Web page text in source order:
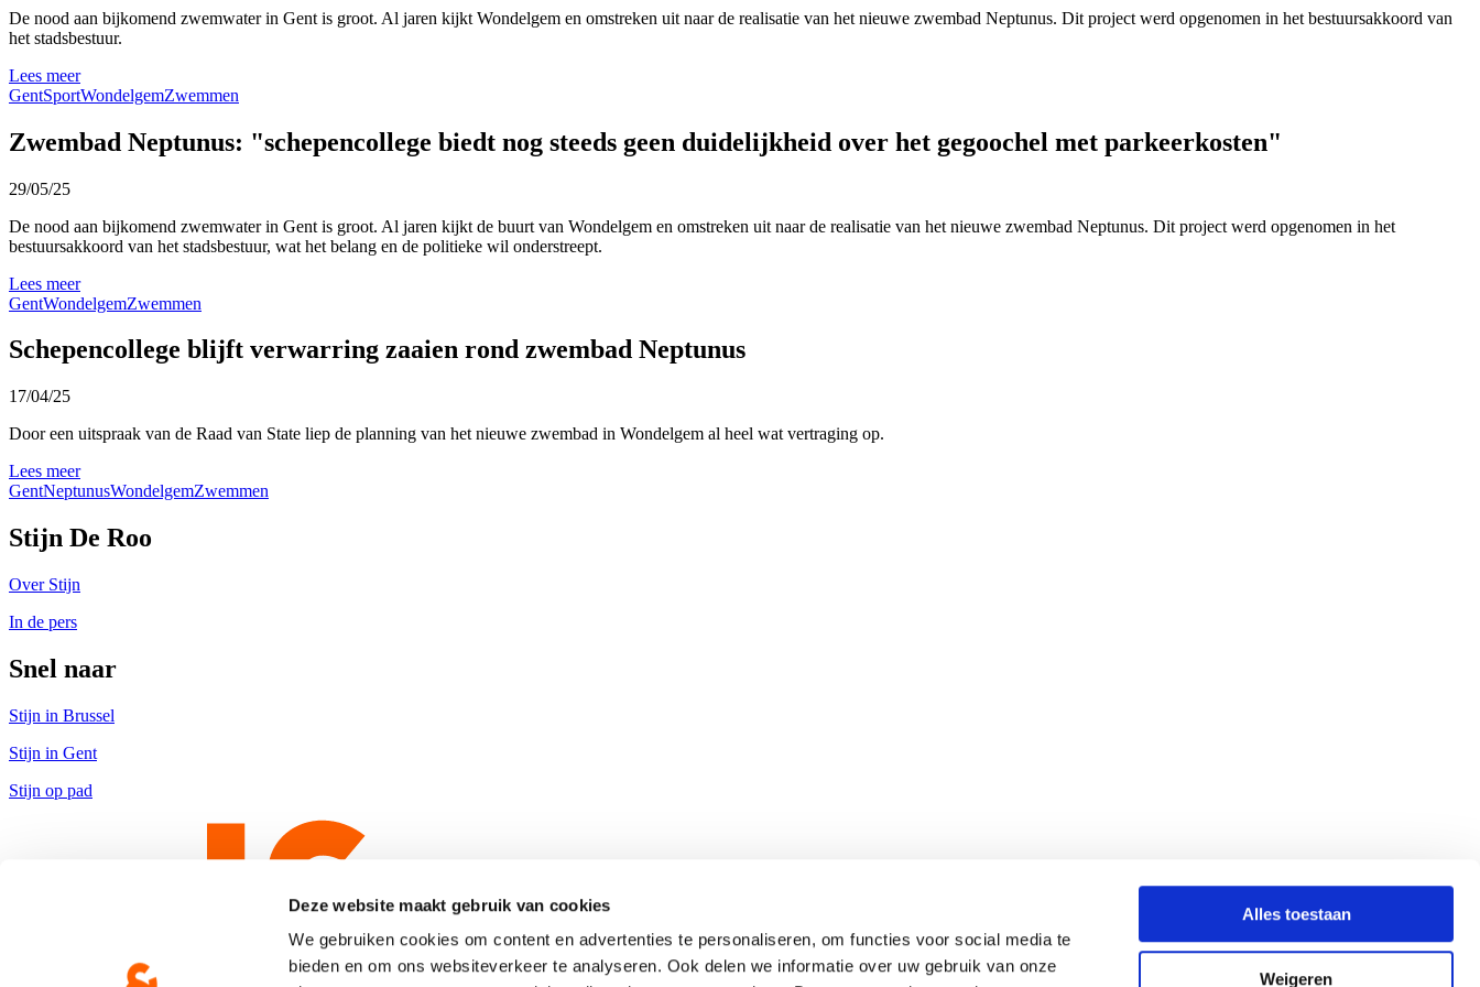
Deze website maakt gebruik van cookies
We gebruiken cookies om content en advertenties te personaliseren, om functies voor social media te
bieden en om ons websiteverkeer te analyseren. Ook delen we informatie over uw gebruik van onze
Alles toestaan
Weigeren
De nood aan bijkomend zwemwater in Gent is groot. Al jaren kijkt Wondelgem en omstreken uit naar de realisatie van het nieuwe zwembad Neptunus. Dit project werd opgenomen in het bestuursakkoord van
het stadsbestuur.
Lees meer
GentSportWondelgemZwemmen
Zwembad Neptunus: "schepencollege biedt nog steeds geen duidelijkheid over het gegoochel met parkeerkosten"
29/05/25
De nood aan bijkomend zwemwater in Gent is groot. Al jaren kijkt de buurt van Wondelgem en omstreken uit naar de realisatie van het nieuwe zwembad Neptunus. Dit project werd opgenomen in het
bestuursakkoord van het stadsbestuur, wat het belang en de politieke wil onderstreept.
Lees meer
GentWondelgemZwemmen
Schepencollege blijft verwarring zaaien rond zwembad Neptunus
17/04/25
Door een uitspraak van de Raad van State liep de planning van het nieuwe zwembad in Wondelgem al heel wat vertraging op.
Lees meer
GentNeptunusWondelgemZwemmen
Stijn De Roo
Over Stijn
In de pers
Snel naar
Stijn in Brussel
Stijn in Gent
Stijn op pad